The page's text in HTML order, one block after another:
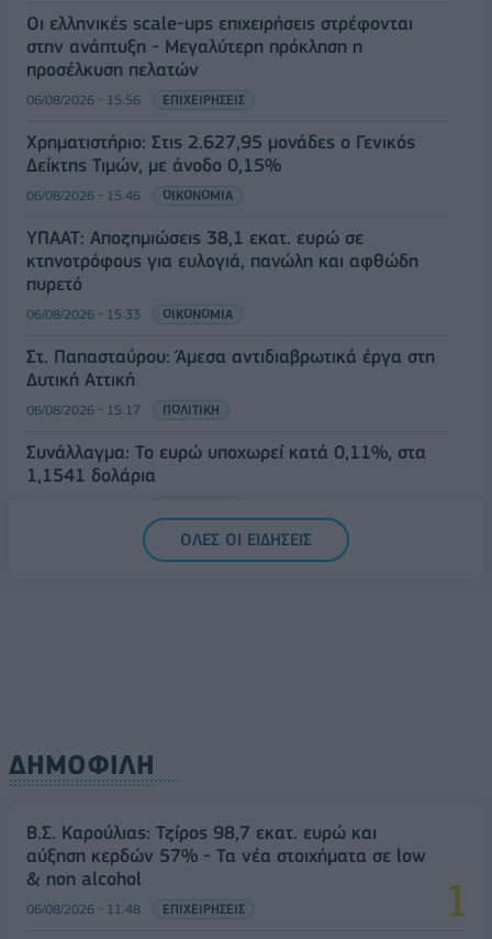
Οι ελληνικές scale-ups επιχειρήσεις στρέφονται
στην ανάπτυξη - Μεγαλύτερη πρόκληση η
προσέλκυση πελατών
06/08/2026 - 15:56 ΕΠΙΧΕΙΡΗΣΕΙΣ
Χρηματιστήριο: Στις 2.627,95 μονάδες ο Γενικός
Δείκτης Τιμών, με άνοδο 0,15%
06/08/2026 - 15:46 ΟΙΚΟΝΟΜΙΑ
ΥΠΑΑΤ: Αποζημιώσεις 38,1 εκατ. ευρώ σε
κτηνοτρόφους για ευλογιά, πανώλη και αφθώδη
πυρετό
06/08/2026 - 15:33 ΟΙΚΟΝΟΜΙΑ
Στ. Παπασταύρου: Άμεσα αντιδιαβρωτικά έργα στη
Δυτική Αττική
06/08/2026 - 15:17 ΠΟΛΙΤΙΚΗ
Συνάλλαγμα: Το ευρώ υποχωρεί κατά 0,11%, στα
1,1541 δολάρια
ΟΛΕΣ ΟΙ ΕΙΔΗΣΕΙΣ
ΔΗΜΟΦΙΛΗ
Β.Σ. Καρούλιας: Τζίρος 98,7 εκατ. ευρώ και
αύξηση κερδών 57% - Τα νέα στοιχήματα σε low
& non alcohol
06/08/2026 - 11:48 ΕΠΙΧΕΙΡΗΣΕΙΣ